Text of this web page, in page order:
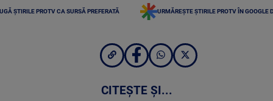
ȘTIRILE PROTV CA SURSĂ PREFERATĂ URMĂREȘTE ȘTIRILE PROTV ÎN GOOGLE
CITEȘTE ȘI...